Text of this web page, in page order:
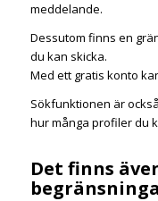
meddelande.
Dessutom finns en
du kan skicka.
Med ett gratis konto
Sökfunktionen är
hur många profiler du
Det finns